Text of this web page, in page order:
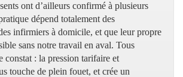
ont d’ailleurs confirmé à plusieurs
dépend totalement des
infirmiers à domicile, et que leur propre
sans notre travail en aval. Tous
constat : la pression tarifaire et
touche de plein fouet, et crée un